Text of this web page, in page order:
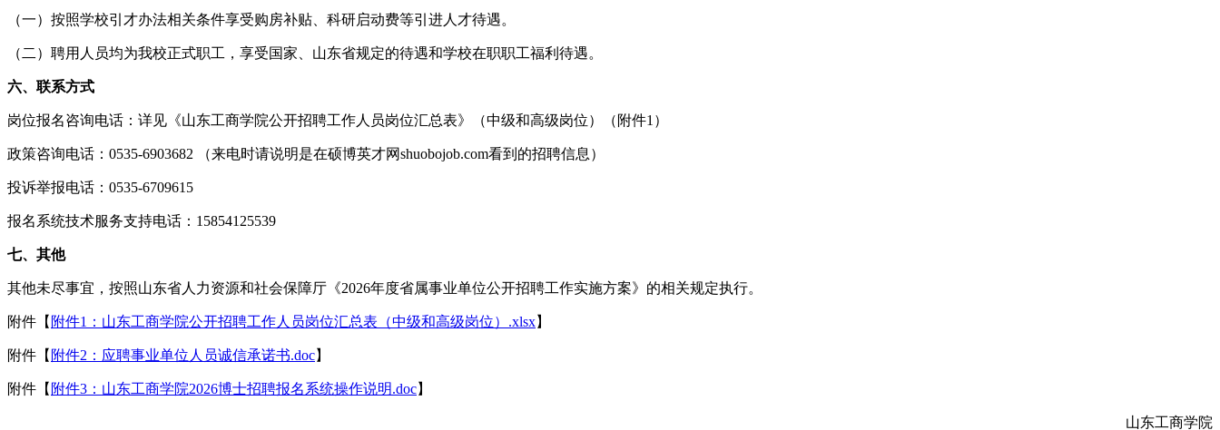
（一）按照学校引才办法相关条件享受购房补贴、科研启动费等引进人才待遇。
（二）聘用人员均为我校正式职工，享受国家、山东省规定的待遇和学校在职职工福利待遇。
六、联系方式
岗位报名咨询电话：详见《山东工商学院公开招聘工作人员岗位汇总表》（中级和高级岗位）（附件1）
政策咨询电话：0535-6903682 （来电时请说明是在硕博英才网shuobojob.com看到的招聘信息）
投诉举报电话：0535-6709615
报名系统技术服务支持电话：15854125539
七、其他
其他未尽事宜，按照山东省人力资源和社会保障厅《2026年度省属事业单位公开招聘工作实施方案》的相关规定执行。
附件【 附件1：山东工商学院公开招聘工作人员岗位汇总表（中级和高级岗位）.xlsx】
附件【 附件2：应聘事业单位人员诚信承诺书.doc】
附件【 附件3：山东工商学院2026博士招聘报名系统操作说明.doc】
山东工商学院